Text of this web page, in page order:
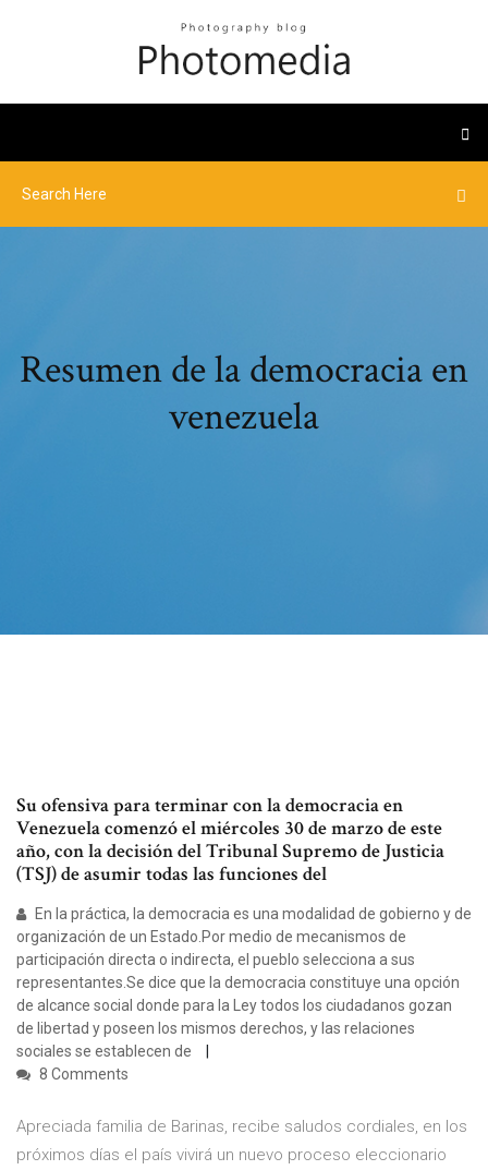
Resumen de la democracia en
venezuela
Su ofensiva para terminar con la democracia en
Venezuela comenzó el miércoles 30 de marzo de este
año, con la decisión del Tribunal Supremo de Justicia
(TSJ) de asumir todas las funciones del
En la práctica, la democracia es una modalidad de gobierno y de
organización de un Estado.Por medio de mecanismos de
participación directa o indirecta, el pueblo selecciona a sus
representantes.Se dice que la democracia constituye una opción
de alcance social donde para la Ley todos los ciudadanos gozan
de libertad y poseen los mismos derechos, y las relaciones
sociales se establecen de
8 Comments
Apreciada familia de Barinas, recibe saludos cordiales, en los
próximos días el país vivirá un nuevo proceso eleccionario